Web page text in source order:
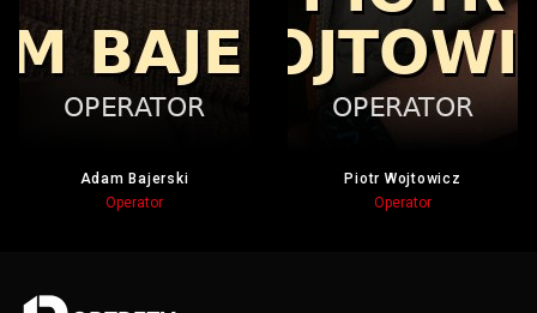
Adam Bajerski
Operator
Piotr Wojtowicz
Operator